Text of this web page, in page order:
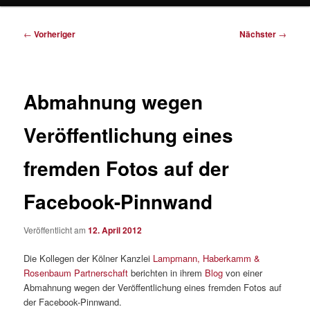
Beitragsnavigation
← Vorheriger Nächster →
Abmahnung wegen
Veröffentlichung eines
fremden Fotos auf der
Facebook-Pinnwand
Veröffentlicht am12. April 2012
Die Kollegen der Kölner Kanzlei Lampmann, Haberkamm &
Rosenbaum Partnerschaft berichten in ihrem Blogvon einer
Abmahnung wegen der Veröffentlichung eines fremden Fotos auf
der Facebook-Pinnwand.